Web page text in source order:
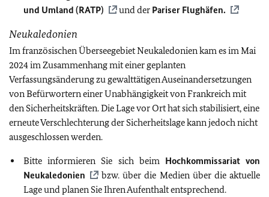
und Umland (RATP)
und der Pariser Flughäfen.
Neukaledonien
Im französischen Überseegebiet Neukaledonien kam es im Mai
2024 im Zusammenhang mit einer geplanten
Verfassungsänderung zu gewalttätigen Auseinandersetzungen
von Befürwortern einer Unabhängigkeit von Frankreich mit
den Sicherheitskräften. Die Lage vor Ort hat sich stabilisiert, eine
erneute Verschlechterung der Sicherheitslage kann jedoch nicht
ausgeschlossen werden.
Bitte informieren Sie sich beim Hochkommissariat von
Neukaledonien
bzw. über die Medien über die aktuelle
Lage und planen Sie Ihren Aufenthalt entsprechend.